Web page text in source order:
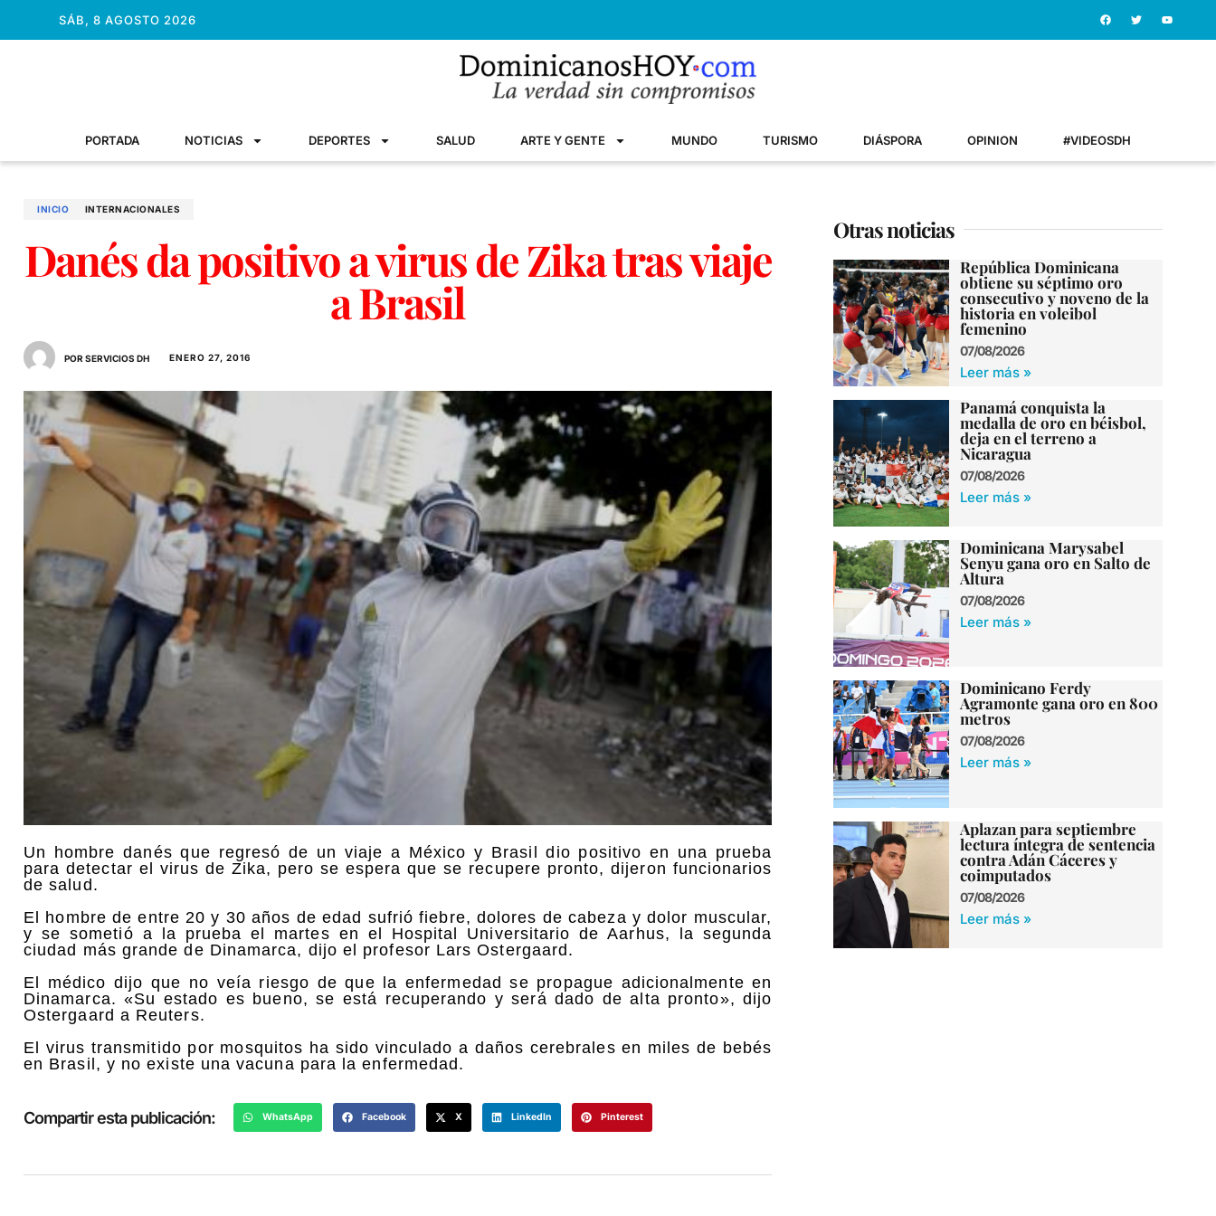
SÁB, 8 AGOSTO 2026
PORTADA NOTICIAS DEPORTES SALUD ARTE Y GENTE MUNDO TURISMO DIÁSPORA OPINION #VIDEOSDH
INICIO INTERNACIONALES
Danés da positivo a virus de Zika tras viaje
a Brasil
POR SERVICIOS DH ENERO 27, 2016
Un hombre danés que regresó de un viaje a México y Brasil dio positivo en una prueba
para detectar el virus de Zika, pero se espera que se recupere pronto, dijeron funcionarios
de salud.
El hombre de entre 20 y 30 años de edad sufrió fiebre, dolores de cabeza y dolor muscular,
y se sometió a la prueba el martes en el Hospital Universitario de Aarhus, la segunda
ciudad más grande de Dinamarca, dijo el profesor Lars Ostergaard.
El médico dijo que no veía riesgo de que la enfermedad se propague adicionalmente en
Dinamarca. «Su estado es bueno, se está recuperando y será dado de alta pronto», dijo
Ostergaard a Reuters.
El virus transmitido por mosquitos ha sido vinculado a daños cerebrales en miles de bebés
en Brasil, y no existe una vacuna para la enfermedad.
Compartir esta publicación: WhatsApp Facebook X LinkedIn Pinterest
Otras noticias
República Dominicana
obtiene su séptimo oro
consecutivo y noveno de la
historia en voleibol
femenino
07/08/2026
Leer más »
Panamá conquista la
medalla de oro en béisbol,
deja en el terreno a
Nicaragua
07/08/2026
Leer más »
Dominicana Marysabel
Senyu gana oro en Salto de
Altura
07/08/2026
Leer más »
Dominicano Ferdy
Agramonte gana oro en 800
metros
07/08/2026
Leer más »
Aplazan para septiembre
lectura íntegra de sentencia
contra Adán Cáceres y
coimputados
07/08/2026
Leer más »